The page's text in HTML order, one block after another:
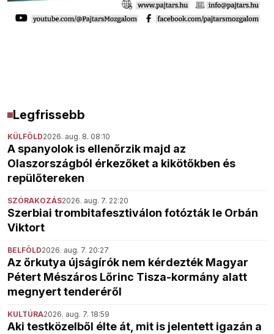
Legfrissebb
KÜLFÖLD2026. aug. 8. 08:10
A spanyolok is ellenőrzik majd az
Olaszországból érkezőket a kikötőkben és
repülőtereken
SZÓRAKOZÁS2026. aug. 7. 22:20
Szerbiai trombitafesztiválon fotózták le Orbán
Viktort
BELFÖLD2026. aug. 7. 20:27
Az őrkutya újságírók nem kérdezték Magyar
Pétert Mészáros Lőrinc Tisza-kormány alatt
megnyert tenderéről
KULTÚRA2026. aug. 7. 18:59
Aki testközelből élte át, mit is jelentett igazán a